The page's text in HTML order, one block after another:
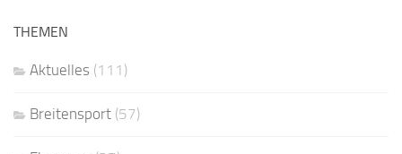
THEMEN
Aktuelles (111)
Breitensport (57)